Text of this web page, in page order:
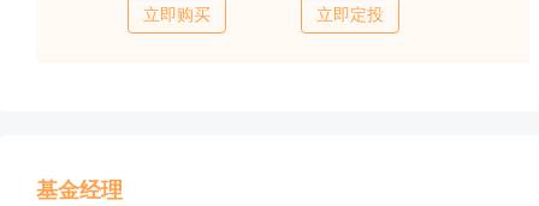
立即购买 立即定投
基金经理